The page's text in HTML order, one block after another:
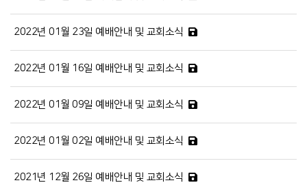
2022년 01월 23일 예배안내 및 교회소식
2022년 01월 16일 예배안내 및 교회소식
2022년 01월 09일 예배안내 및 교회소식
2022년 01월 02일 예배안내 및 교회소식
2021년 12월 26일 예배안내 및 교회소식